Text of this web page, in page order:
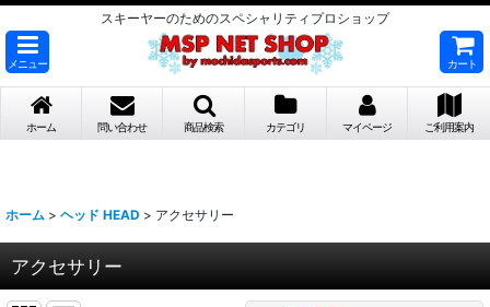
スキーヤーのためのスペシャリティプロショップ
メニュー カート
ホーム 問い合わせ 商品検索 カテゴリ マイページ ご利用案内
ホーム > ヘッド HEAD > アクセサリー
アクセサリー